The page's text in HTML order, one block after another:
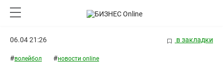
06.04 21:26 в закладки
#волейбол #новости online